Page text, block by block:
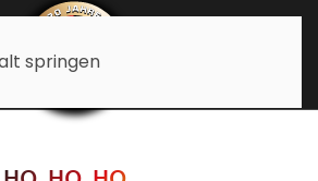
springen